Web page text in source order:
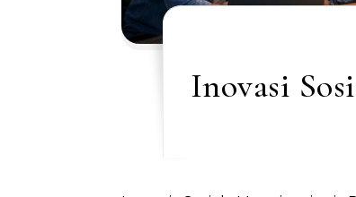
Inovasi